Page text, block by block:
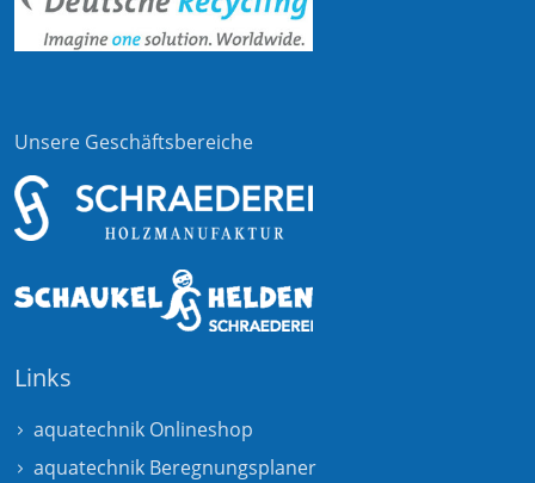
Unsere Geschäftsbereiche
Links
aquatechnik Onlineshop
aquatechnik Beregnungsplaner